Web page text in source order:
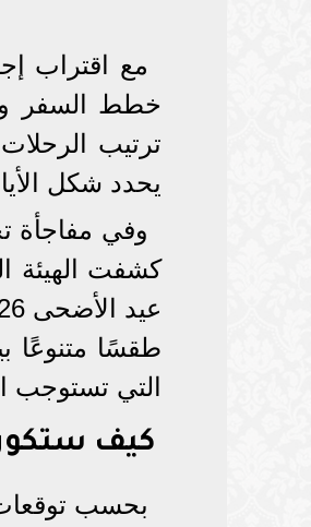
مع اقتراب
خطط السفر
ترتيب
يحدد شكل
وفي مفاجأة
كشفت الهيئة
طقسًا متنوعًا
التي تستوجب
كيف ستكون
بحسب توقعات